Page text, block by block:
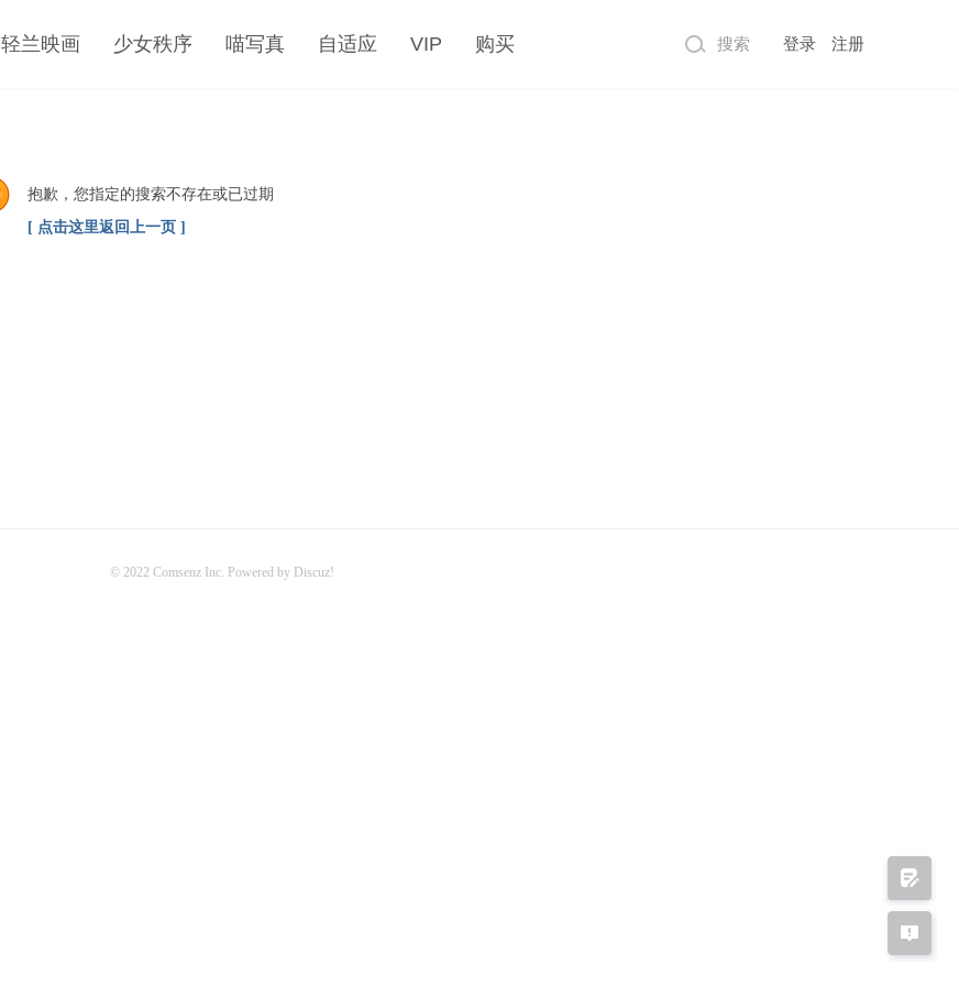
轻兰映画 少女秩序 喵写真 自适应 VIP 购买 登录 注册
搜索
抱歉，您指定的搜索不存在或已过期
[ 点击这里返回上一页 ]
© 2022 Comsenz Inc. Powered by Discuz!